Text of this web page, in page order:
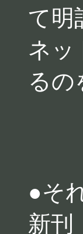
て明
ネッ
るの
●そ
新刊